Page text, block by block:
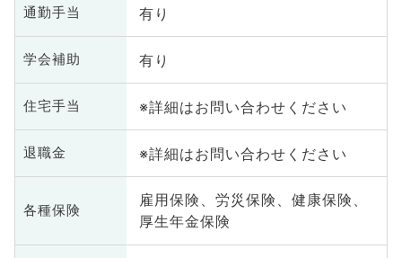
通勤手当 有り
学会補助 有り
住宅手当 ※詳細はお問い合わせください
退職金 ※詳細はお問い合わせください
各種保険
雇用保険、労災保険、健康保険、
厚生年金保険